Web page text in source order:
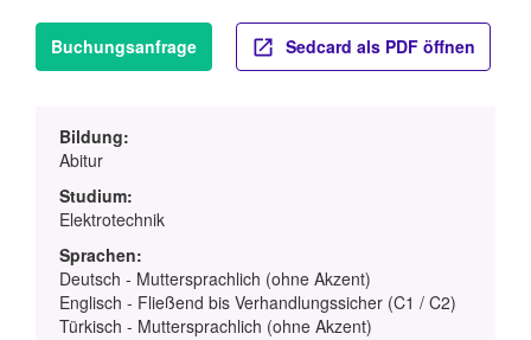
Buchungsanfrage Sedcard als PDF öffnen
Bildung:
Abitur
Studium:
Elektrotechnik
Sprachen:
Deutsch - Muttersprachlich (ohne Akzent)
Englisch - Fließend bis Verhandlungssicher (C1 / C2)
Türkisch - Muttersprachlich (ohne Akzent)